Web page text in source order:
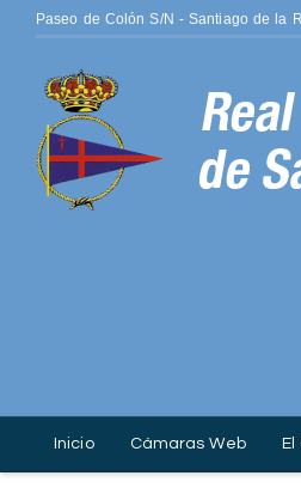
Paseo de Colón S/N - Santiago de la
Inicio Cámaras Web El